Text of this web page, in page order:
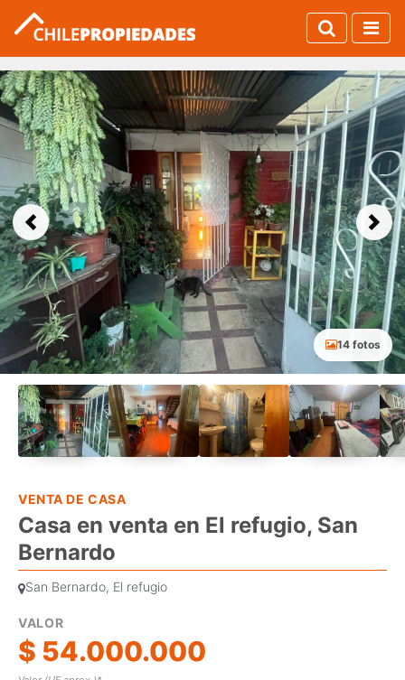
Previous Next
14 fotos
VENTA DE CASA
Casa en venta en El refugio, San
Bernardo
San Bernardo, El refugio
VALOR
$ 54.000.000